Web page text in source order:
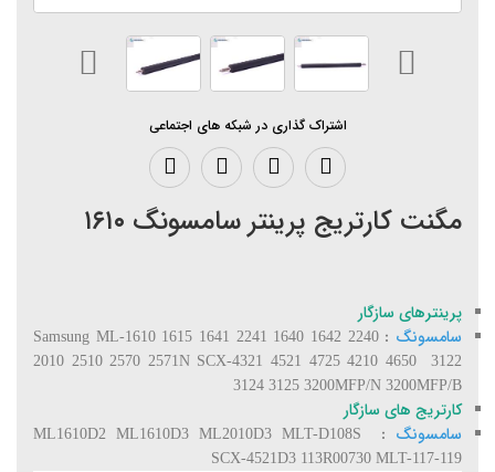
اشتراک گذاری در شبکه های اجتماعی
مگنت کارتریج پرینتر سامسونگ ۱۶۱۰
پرینترهای سازگار
سامسونگ
: Samsung ML-1610 1615 1641 2241 1640 1642 2240
2010 2510 2570 2571N SCX-4321 4521 4725 4210 4650 3122
3124 3125 3200MFP/N 3200MFP/B
کارتریج های سازگار
سامسونگ
: ML1610D2 ML1610D3 ML2010D3 MLT-D108S
SCX-4521D3 113R00730 MLT-117-119